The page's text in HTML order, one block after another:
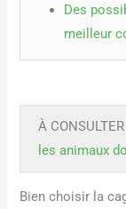
Des
meilleur
À
les animaux
Bien choisir la